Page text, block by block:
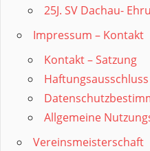
25J. SV Dachau-
Impressum – Kontakt
Kontakt – Satzung
Haftungsausschluss
Allgemeine
Vereinsmeisterschaft